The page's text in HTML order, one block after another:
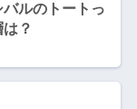
バルのトートっ
？